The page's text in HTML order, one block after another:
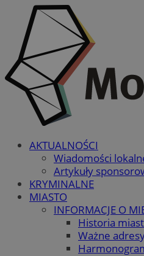
AKTUALNOŚCI
Wiadomości
Artykuły
KRYMINALNE
MIASTO
INFORMACJE O
Historia
Ważne